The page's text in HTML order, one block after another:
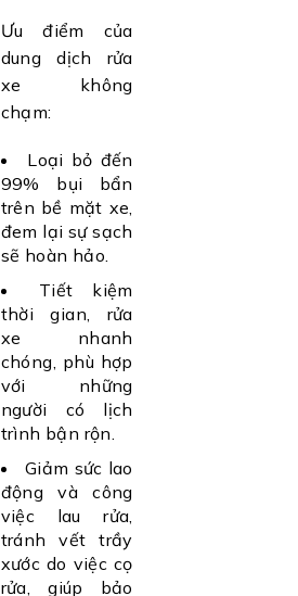
Ưu điểm của
dung dịch rửa
xe không
chạm:
Loại bỏ đến
99% bụi bẩn
trên bề mặt xe,
đem lại sự sạch
sẽ hoàn hảo.
Tiết kiệm
thời gian, rửa
xe nhanh
chóng, phù hợp
với những
người có lịch
trình bận rộn.
Giảm sức lao
động và công
việc lau rửa,
tránh vết trầy
xước do việc cọ
rửa, giúp bảo